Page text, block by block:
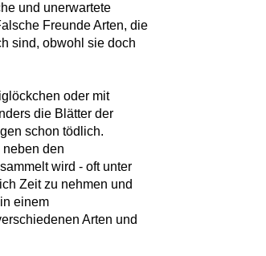
und unerwartete
Freunde Arten, die
sind, obwohl sie doch
oder mit
die Blätter der
schon tödlich.
den
wird - oft unter
Zeit zu nehmen und
einem
Arten und